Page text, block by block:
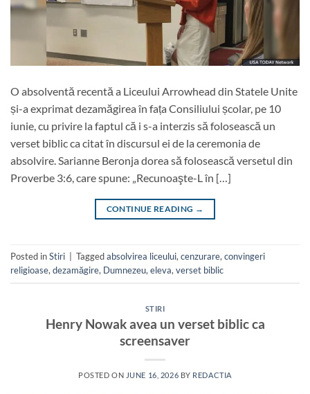
O absolventă recentă a Liceului Arrowhead din Statele Unite
și-a exprimat dezamăgirea în fața Consiliului școlar, pe 10
iunie, cu privire la faptul că i s-a interzis să folosească un
verset biblic ca citat în discursul ei de la ceremonia de
absolvire. Sarianne Beronja dorea să folosească versetul din
Proverbe 3:6, care spune: „Recunoaşte-L în […]
CONTINUE READING →
Posted inStiri Taggedabsolvirea liceului, cenzurare, convingeri
religioase, dezamăgire, Dumnezeu, eleva, verset biblic
STIRI
Henry Nowak avea un verset biblic ca
screensaver
POSTED ON JUNE 16, 2026 BY REDACTIA